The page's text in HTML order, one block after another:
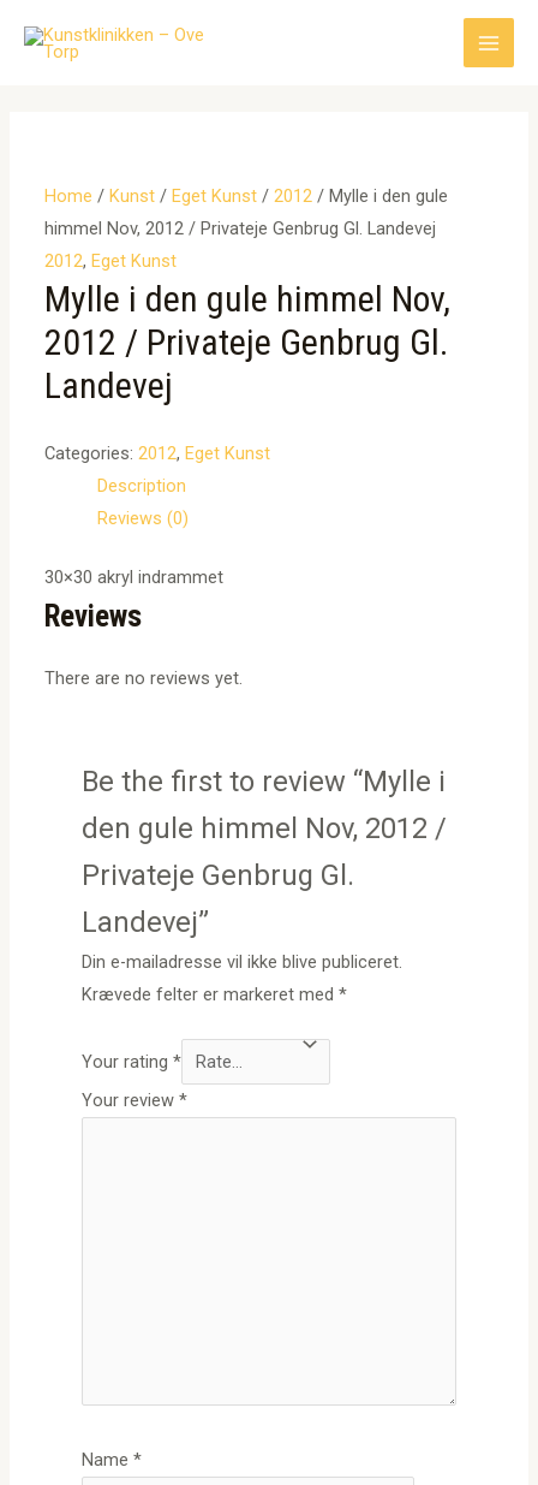
Main
Home /Kunst /Eget Kunst /2012 / Mylle i den gule
himmel Nov, 2012 / Privateje Genbrug Gl. Landevej
2012,Eget Kunst
Mylle i den gule himmel Nov,
2012 / Privateje Genbrug Gl.
Landevej
Categories:2012,Eget Kunst
Description
Reviews (0)
30×30 akryl indrammet
Reviews
There are no reviews yet.
Be the first to review “Mylle i
den gule himmel Nov, 2012 /
Privateje Genbrug Gl.
Landevej”
Din e-mailadresse vil ikke blive publiceret.
Krævede felter er markeret med*
Your rating*
Your review*
Name*